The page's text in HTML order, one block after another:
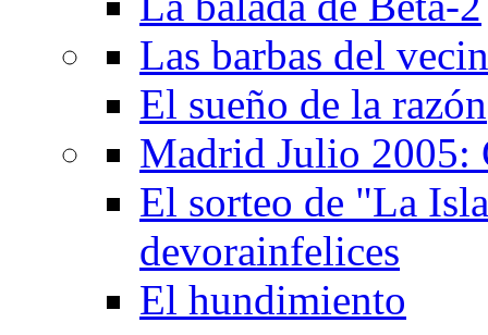
Las barbas del
El sueño de la razón
Madrid Julio 2005:
El sorteo de "La
devorainfelices
El hundimiento